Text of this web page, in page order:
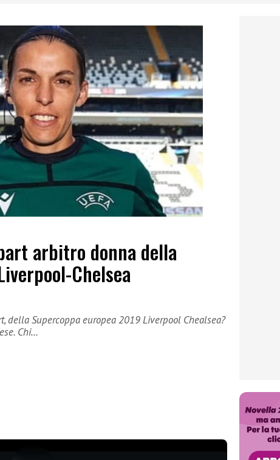
arbitro donna della
Chelsea
della Supercoppa europea 2019 Liverpool Chealsea?
Chi…